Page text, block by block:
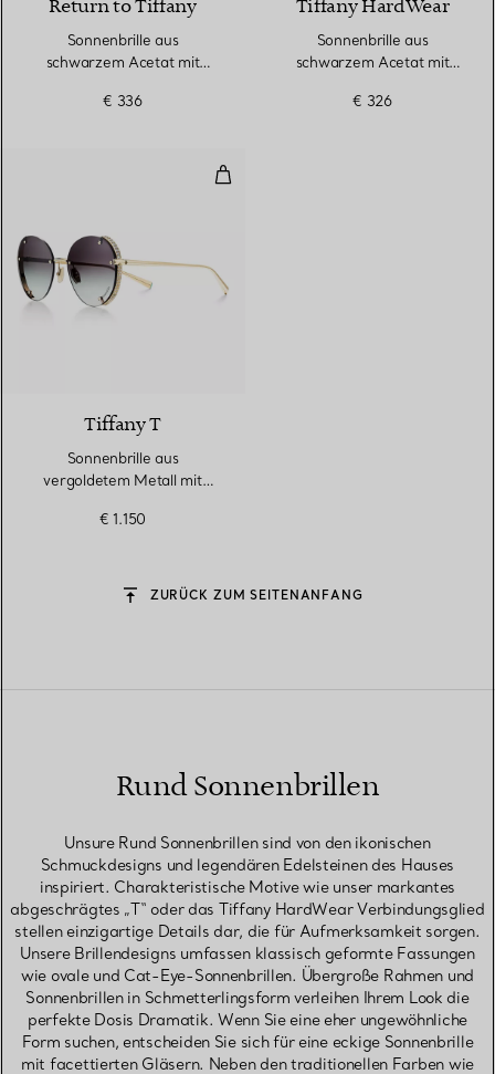
Return to Tiffany
Sonnenbrille aus
schwarzem Acetat mit
€ 336
Tiffany HardWear
Sonnenbrille aus
schwarzem Acetat mit
€ 326
Sonnenbrille aus vergoldetem
Tiffany T
Sonnenbrille aus
vergoldetem Metall mit
Farbverlauf
€ 1.150
ZURÜCK ZUM SEITENANFANG
Rund Sonnenbrillen
Unsure Rund Sonnenbrillen sind von den ikonischen
Schmuckdesigns und legendären Edelsteinen des Hauses
inspiriert. Charakteristische Motive wie unser markantes
abgeschrägtes „T“ oder das Tiffany HardWear Verbindungsglied
stellen einzigartige Details dar, die für Aufmerksamkeit sorgen.
Unsere Brillendesigns umfassen klassisch geformte Fassungen
wie ovale und Cat-Eye-Sonnenbrillen. Übergroße Rahmen und
Sonnenbrillen in Schmetterlingsform verleihen Ihrem Look die
perfekte Dosis Dramatik. Wenn Sie eine eher ungewöhnliche
Form suchen, entscheiden Sie sich für eine eckige Sonnenbrille
mit facettierten Gläsern. Neben den traditionellen Farben wie